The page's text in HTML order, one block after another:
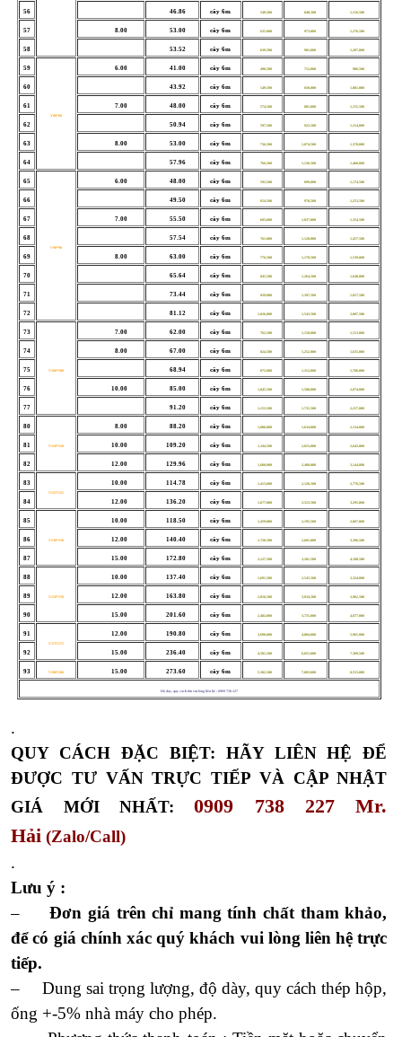
56 46.86 cây 6m 549,500 848,500 1,116,500
57 8.00 53.00 cây 6m 635,000 973,000 1,276,500
58 53.52 cây 6m 639,500 981,000 1,287,000
59
V80*80
6.00 41.00 cây 6m 490,500 752,000 986,500
60 43.92 cây 6m 549,500 830,000 1,081,000
61 7.00 48.00 cây 6m 574,500 881,000 1,155,500
62 50.94 cây 6m 597,500 922,500 1,214,000
63 8.00 53.00 cây 6m 736,500 1,074,500 1,378,000
64 57.96 cây 6m 766,500 1,136,500 1,468,000
65
V90*90
6.00 48.00 cây 6m 593,500 899,000 1,174,500
66 49.50 cây 6m 654,500 970,500 1,253,500
67 7.00 55.50 cây 6m 683,000 1,037,000 1,354,500
68 57.54 cây 6m 761,000 1,128,000 1,457,500
69 8.00 63.00 cây 6m 776,500 1,178,500 1,539,000
70 65.64 cây 6m 845,500 1,264,500 1,640,000
71 73.44 cây 6m 929,000 1,397,500 1,817,500
72 81.12 cây 6m 1,026,000 1,543,500 2,007,500
73
V100*100
7.00 62.00 cây 6m 762,500 1,158,000 1,513,000
74 8.00 67.00 cây 6m 824,500 1,252,000 1,635,000
75 68.94 cây 6m 872,000 1,312,000 1,706,000
76 10.00 85.00 cây 6m 1,045,500 1,588,000 2,074,000
77 91.20 cây 6m 1,153,500 1,735,500 2,257,000
80
V120*120
8.00 88.20 cây 6m 1,086,000 1,634,000 2,134,000
81 10.00 109.20 cây 6m 1,344,500 2,023,000 2,642,000
82 12.00 129.96 cây 6m 1,600,000 2,408,000 3,144,000
83
V125*125
10.00 114.78 cây 6m 1,413,000 2,126,500 2,776,500
84 12.00 136.20 cây 6m 1,677,000 2,523,500 3,295,000
85
V130*130
10.00 118.50 cây 6m 1,459,000 2,195,500 2,867,000
86 12.00 140.40 cây 6m 1,728,500 2,601,000 3,396,500
87 15.00 172.80 cây 6m 2,127,500 3,201,500 4,180,500
88
V150*150
10.00 137.40 cây 6m 1,691,500 2,545,500 3,324,000
89 12.00 163.80 cây 6m 2,016,500 3,034,500 3,962,500
90 15.00 201.60 cây 6m 2,482,000 3,735,000 4,877,000
91
V175*175
12.00 190.80 cây 6m 3,698,000 4,884,000 5,965,000
92 15.00 236.40 cây 6m 4,581,500 6,051,000 7,389,500
93 V200*200 15.00 273.60 cây 6m 5,302,500 7,003,000 8,553,000
Độ dày, quy cách lớn vui lòng liên hệ : 0909 738 227
.
QUY CÁCH ĐẶC BIỆT: HÃY LIÊN HỆ ĐỂ
ĐƯỢC TƯ VẤN TRỰC TIẾP VÀ CẬP NHẬT
GIÁ MỚI NHẤT:0909 738 227 Mr.
Hải (Zalo/Call)
.
Lưu ý :
–Đơn giá trên chỉ mang tính chất tham khảo,
để có giá chính xác quý khách vui lòng liên hệ trực
tiếp.
– Dung sai trọng lượng, độ dày, quy cách thép hộp,
ống +-5% nhà máy cho phép.